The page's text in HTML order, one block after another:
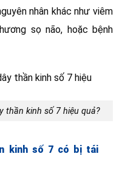
nhân khác như viêm
sọ não, hoặc bệnh
thần kinh số 7 hiệu quả?
kinh số 7 có bị tái